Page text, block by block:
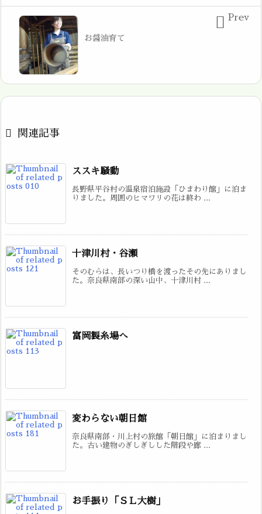
お醤油育て
Prev
 関連記事
ススキ騒動
長野県平谷村の温泉宿泊施設「ひまわり館」に泊ま
りました。周囲のヒマワリの花は終わ ...
十津川村・谷瀬
そのむらは、長いつり橋を渡ったその先にありまし
た。奈良県南部の深い山中、十津川村 ...
富岡製糸場へ
変わらない朝日館
奈良県南部・川上村の旅館「朝日館」に泊まりまし
た。古い建物のぎしぎしした階段や廊 ...
お手振り「ＳＬ大樹」